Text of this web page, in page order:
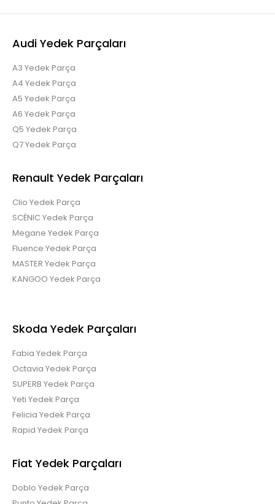
Audi Yedek Parçaları
A3 Yedek Parça
A4 Yedek Parça
A5 Yedek Parça
A6 Yedek Parça
Q5 Yedek Parça
Q7 Yedek Parça
Renault Yedek Parçaları
Clio Yedek Parça
SCÉNIC Yedek Parça
Megane Yedek Parça
Fluence Yedek Parça
MASTER Yedek Parça
KANGOO Yedek Parça
Skoda Yedek Parçaları
Fabia Yedek Parça
Octavia Yedek Parça
SUPERB Yedek Parça
Yeti Yedek Parça
Felicia Yedek Parça
Rapid Yedek Parça
Fiat Yedek Parçaları
Doblo Yedek Parça